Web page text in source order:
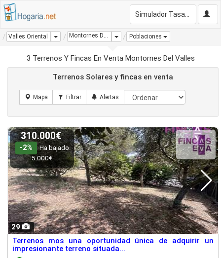
Valles Oriental Dropdown Montornes Del Valles Dropdown
Poblaciones
3 Terrenos Y Fincas En Venta Montornes Del Valles
Terrenos Solares y fincas en venta
29
310.000€
-2%
Ha bajado
5.000€
Terrenos mos una oportunidad única de adquirir un
impresionante terreno situada...